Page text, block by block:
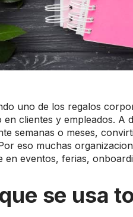
uno de los regalos
clientes y empleados. A
semanas o meses,
eso muchas
en eventos, ferias,
se usa